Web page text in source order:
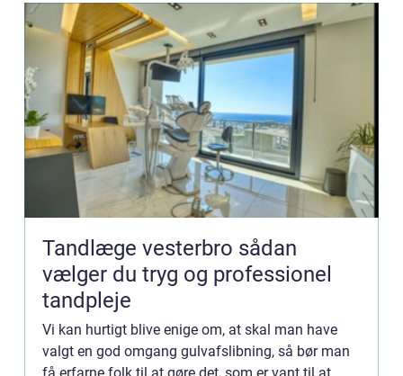
Tandlæge vesterbro sådan
vælger du tryg og professionel
tandpleje
Vi kan hurtigt blive enige om, at skal man have
valgt en god omgang gulvafslibning, så bør man